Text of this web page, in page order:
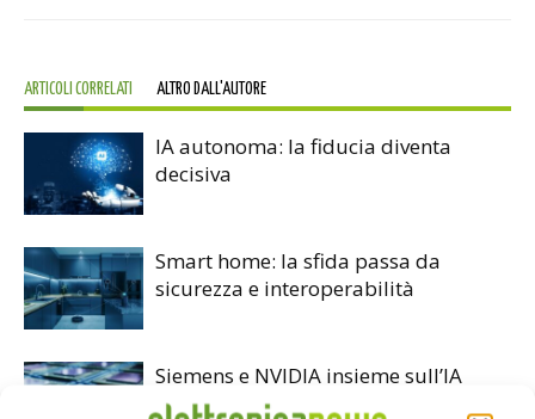
ARTICOLI CORRELATI ALTRO DALL'AUTORE
IA autonoma: la fiducia diventa
decisiva
Smart home: la sfida passa da
sicurezza e interoperabilità
Siemens e NVIDIA insieme sull’IA
agentica per l’EDA